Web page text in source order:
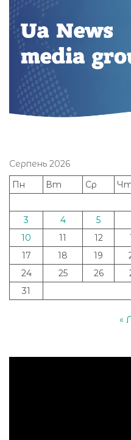
Серпень 2026
Пн
Вт Ср
3
4 5
10
11 12
17
18 19
24
25 26
31
«